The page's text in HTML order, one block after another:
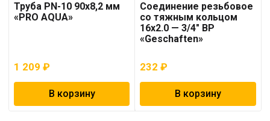
Труба PN-10 90х8,2 мм
«PRO AQUA»
1 209 ₽
В корзину
Соединение резьбовое
со тяжным кольцом
16х2.0 — 3/4″ ВР
«Geschaften»
232₽
В корзину